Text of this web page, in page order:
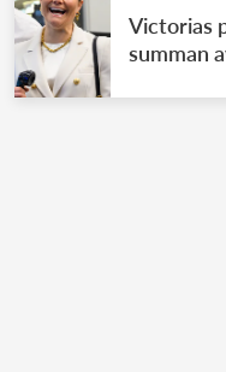
Victorias
summan